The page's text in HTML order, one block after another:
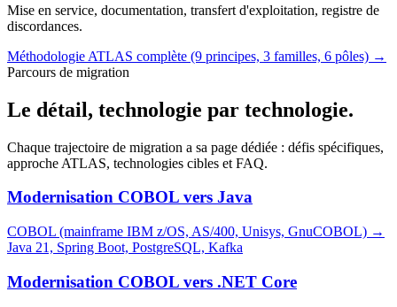
Mise en service, documentation, transfert d'exploitation, registre de
discordances.
Méthodologie ATLAS complète (9 principes, 3 familles, 6 pôles) →
Parcours de migration
Le détail, technologie par technologie.
Chaque trajectoire de migration a sa page dédiée : défis spécifiques,
approche ATLAS, technologies cibles et FAQ.
Modernisation COBOL vers Java
COBOL (mainframe IBM z/OS, AS/400, Unisys, GnuCOBOL) →
Java 21, Spring Boot, PostgreSQL, Kafka
Modernisation COBOL vers .NET Core